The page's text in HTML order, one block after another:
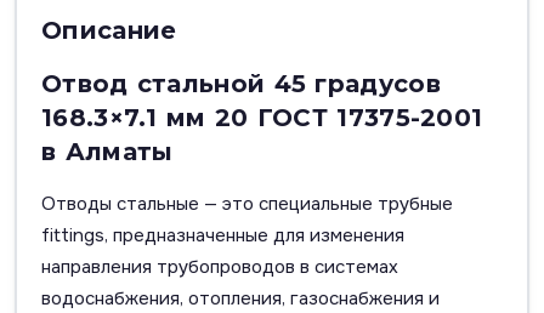
Описание
Отвод стальной 45 градусов
168.3×7.1 мм 20 ГОСТ 17375-2001
в Алматы
Отводы стальные — это специальные трубные
fittings, предназначенные для изменения
направления трубопроводов в системах
водоснабжения, отопления, газоснабжения и